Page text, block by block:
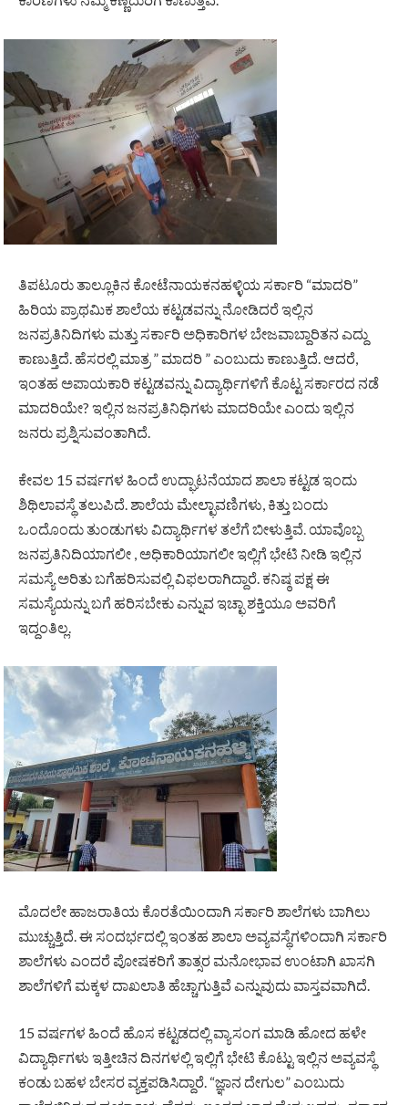
ತಿಪಟೂರು ತಾಲ್ಲೂಕಿನ ಕೋಟೆನಾಯಕನಹಳ್ಳಿಯ ಸರ್ಕಾರಿ “ಮಾದರಿ”
ಹಿರಿಯ ಪ್ರಾಥಮಿಕ ಶಾಲೆಯ ಕಟ್ಟಡವನ್ನು ನೋಡಿದರೆ ಇಲ್ಲಿನ
ಜನಪ್ರತಿನಿದಿಗಳು ಮತ್ತು ಸರ್ಕಾರಿ‌ ಅಧಿಕಾರಿಗಳ ಬೇಜವಾಬ್ದಾರಿತನ ಎದ್ದು
ಕಾಣುತ್ತಿದೆ. ಹೆಸರಲ್ಲಿ ಮಾತ್ರ ” ಮಾದರಿ ” ಎಂಬುದು ಕಾಣುತ್ತಿದೆ. ಆದರೆ,
ಇಂತಹ ಅಪಾಯಕಾರಿ ಕಟ್ಟಡವನ್ನು ವಿದ್ಯಾರ್ಥಿಗಳಿಗೆ ಕೊಟ್ಟ ಸರ್ಕಾರದ ನಡೆ
ಮಾದರಿಯೇ? ಇಲ್ಲಿನ ಜನಪ್ರತಿನಿಧಿಗಳು ಮಾದರಿಯೇ ಎಂದು ಇಲ್ಲಿನ
ಜನರು ಪ್ರಶ್ನಿಸುವಂತಾಗಿದೆ.
ಕೇವಲ 15 ವರ್ಷಗಳ ಹಿಂದೆ ಉದ್ಘಾಟನೆಯಾದ ಶಾಲಾ ಕಟ್ಟಡ ಇಂದು
ಶಿಥಿಲಾವಸ್ಥೆ ತಲುಪಿದೆ. ಶಾಲೆಯ ಮೇಲ್ಛಾವಣಿಗಳು, ಕಿತ್ತು ಬಂದು
ಒಂದೊಂದು ತುಂಡುಗಳು ವಿದ್ಯಾರ್ಥಿಗಳ ತಲೆಗೆ ಬೀಳುತ್ತಿವೆ. ಯಾವೊಬ್ಬ
ಜನಪ್ರತಿನಿದಿಯಾಗಲೀ , ಅಧಿಕಾರಿಯಾಗಲೀ ಇಲ್ಲಿಗೆ ಭೇಟಿ ನೀಡಿ ಇಲ್ಲಿನ
ಸಮಸ್ಯೆ ಅರಿತು ಬಗೆಹರಿಸುವಲ್ಲಿ ವಿಫಲರಾಗಿದ್ದಾರೆ. ಕನಿಷ್ಠ ಪಕ್ಷ ಈ
ಸಮಸ್ಯೆಯನ್ನು ಬಗೆ ಹರಿಸಬೇಕು ಎನ್ನುವ ಇಚ್ಛಾ ಶಕ್ತಿಯೂ ಅವರಿಗೆ
ಇದ್ದಂತಿಲ್ಲ.
ಮೊದಲೇ ಹಾಜರಾತಿಯ ಕೊರತೆಯಿಂದಾಗಿ ಸರ್ಕಾರಿ ಶಾಲೆಗಳು ಬಾಗಿಲು
ಮುಚ್ಚುತ್ತಿದೆ. ಈ ಸಂದರ್ಭದಲ್ಲಿ ಇಂತಹ ಶಾಲಾ ಅವ್ಯವಸ್ಥೆಗಳಿಂದಾಗಿ ಸರ್ಕಾರಿ
ಶಾಲೆಗಳು ಎಂದರೆ ಪೋಷಕರಿಗೆ ತಾತ್ಸರ ಮನೋಭಾವ ಉಂಟಾಗಿ ಖಾಸಗಿ
ಶಾಲೆಗಳಿಗೆ ಮಕ್ಕಳ ದಾಖಲಾತಿ ಹೆಚ್ಚಾಗುತ್ತಿವೆ ಎನ್ನುವುದು ವಾಸ್ತವವಾಗಿದೆ.
15 ವರ್ಷಗಳ ಹಿಂದೆ ಹೊಸ ಕಟ್ಟಡದಲ್ಲಿ ವ್ಯಾಸಂಗ ಮಾಡಿ ಹೋದ ಹಳೇ
ವಿದ್ಯಾರ್ಥಿಗಳು ಇತ್ತೀಚಿನ ದಿನಗಳಲ್ಲಿ ಇಲ್ಲಿಗೆ ಭೇಟಿ ಕೊಟ್ಟು ಇಲ್ಲಿನ ಅವ್ಯವಸ್ಥೆ
ಕಂಡು ಬಹಳ ಬೇಸರ ವ್ಯಕ್ತಪಡಿಸಿದ್ದಾರೆ. “ಜ್ಞಾನ ದೇಗುಲ” ಎಂಬುದು